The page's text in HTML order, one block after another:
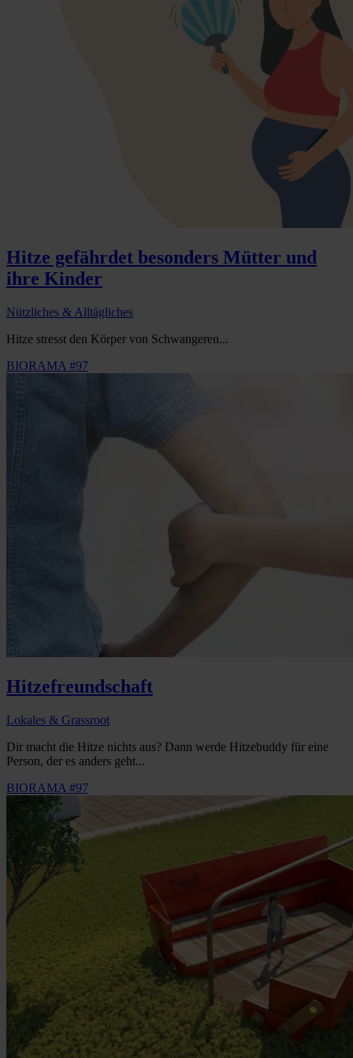
Hitze gefährdet besonders Mütter und
ihre Kinder
Nützliches & Alltägliches
Hitze stresst den Körper von Schwangeren...
BIORAMA #97
Hitzefreundschaft
Lokales & Grassroot
Dir macht die Hitze nichts aus? Dann werde Hitzebuddy für eine
Person, der es anders geht...
BIORAMA #97